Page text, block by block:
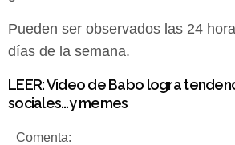
Pueden ser observados las 24
días de la semana.
LEER:Video de Babo logra
sociales…y memes
Comenta: